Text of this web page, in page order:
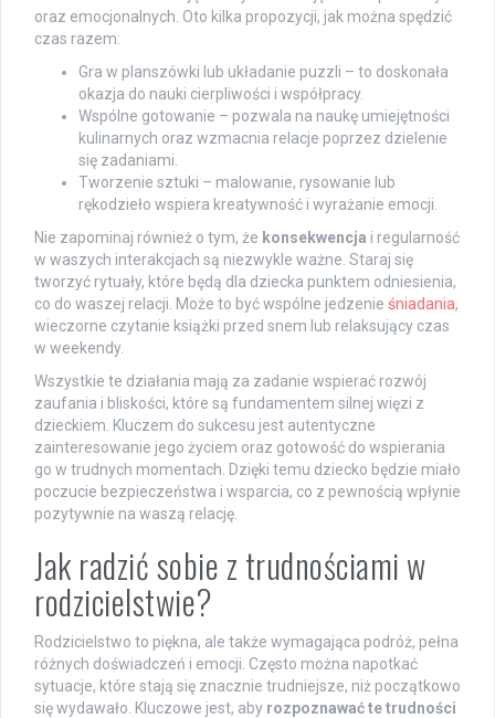
oraz emocjonalnych. Oto kilka propozycji, jak można spędzić
czas razem:
Gra w planszówki lub układanie puzzli – to doskonała
okazja do nauki cierpliwości i współpracy.
Wspólne gotowanie – pozwala na naukę umiejętności
kulinarnych oraz wzmacnia relacje poprzez dzielenie
się zadaniami.
Tworzenie sztuki – malowanie, rysowanie lub
rękodzieło wspiera kreatywność i wyrażanie emocji.
Nie zapominaj również o tym, że konsekwencja i regularność
w waszych interakcjach są niezwykle ważne. Staraj się
tworzyć rytuały, które będą dla dziecka punktem odniesienia,
co do waszej relacji. Może to być wspólne jedzenie śniadania,
wieczorne czytanie książki przed snem lub relaksujący czas
w weekendy.
Wszystkie te działania mają za zadanie wspierać rozwój
zaufania i bliskości, które są fundamentem silnej więzi z
dzieckiem. Kluczem do sukcesu jest autentyczne
zainteresowanie jego życiem oraz gotowość do wspierania
go w trudnych momentach. Dzięki temu dziecko będzie miało
poczucie bezpieczeństwa i wsparcia, co z pewnością wpłynie
pozytywnie na waszą relację.
Jak radzić sobie z trudnościami w
rodzicielstwie?
Rodzicielstwo to piękna, ale także wymagająca podróż, pełna
różnych doświadczeń i emocji. Często można napotkać
sytuacje, które stają się znacznie trudniejsze, niż początkowo
się wydawało. Kluczowe jest, aby rozpoznawać te trudności